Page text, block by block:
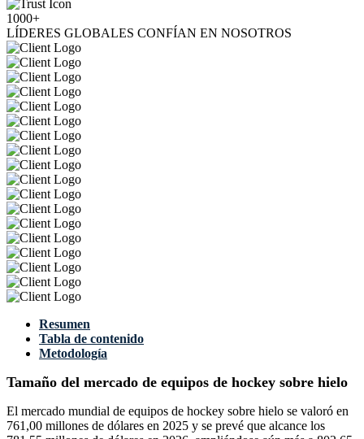
1000+
LÍDERES GLOBALES CONFÍAN EN NOSOTROS
Resumen
Tabla de contenido
Metodología
Tamaño del mercado de equipos de hockey sobre hielo
El mercado mundial de equipos de hockey sobre hielo se valoró en
761,00 millones de dólares en 2025 y se prevé que alcance los